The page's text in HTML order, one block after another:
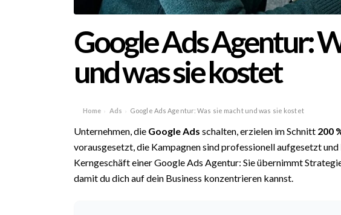
Google Ads Agentur:
und was sie kostet
Home › Ads › Google Ads Agentur: Was sie macht und was sie kostet
Unternehmen, die Google Ads schalten, erzielen im Schnitt 200
vorausgesetzt, die Kampagnen sind professionell aufgesetzt
Kerngeschäft einer Google Ads Agentur: Sie übernimmt
damit du dich auf dein Business konzentrieren kannst.